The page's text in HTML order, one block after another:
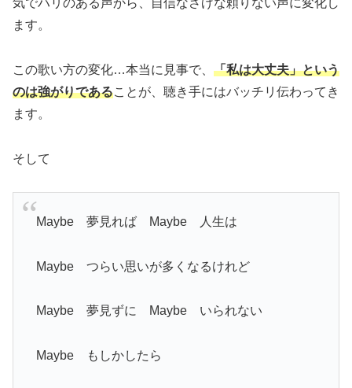
気でハリのある声から、自信なさげな頼りない声に変化し
ます。
この歌い方の変化…本当に見事で、 「私は大丈夫」という
のは強がりであることが、聴き手にはバッチリ伝わってき
ます。
そして
Maybe 夢見れば Maybe 人生は
Maybe つらい思いが多くなるけれど
Maybe 夢見ずに Maybe いられない
Maybe もしかしたら